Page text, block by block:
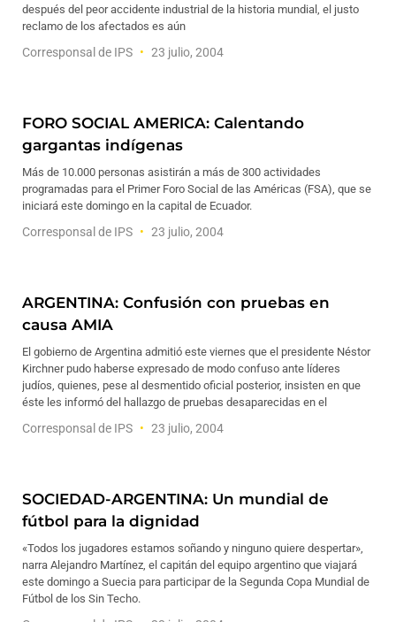
después del peor accidente industrial de la historia mundial, el justo
reclamo de los afectados es aún
Corresponsal de IPS 23 julio, 2004
FORO SOCIAL AMERICA: Calentando
gargantas indígenas
Más de 10.000 personas asistirán a más de 300 actividades
programadas para el Primer Foro Social de las Américas (FSA), que se
iniciará este domingo en la capital de Ecuador.
Corresponsal de IPS 23 julio, 2004
ARGENTINA: Confusión con pruebas en
causa AMIA
El gobierno de Argentina admitió este viernes que el presidente Néstor
Kirchner pudo haberse expresado de modo confuso ante líderes
judíos, quienes, pese al desmentido oficial posterior, insisten en que
éste les informó del hallazgo de pruebas desaparecidas en el
Corresponsal de IPS 23 julio, 2004
SOCIEDAD-ARGENTINA: Un mundial de
fútbol para la dignidad
«Todos los jugadores estamos soñando y ninguno quiere despertar»,
narra Alejandro Martínez, el capitán del equipo argentino que viajará
este domingo a Suecia para participar de la Segunda Copa Mundial de
Fútbol de los Sin Techo.